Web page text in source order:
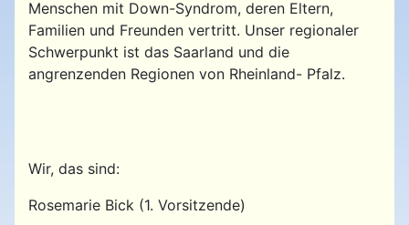
Menschen mit Down-Syndrom, deren Eltern,
Familien und Freunden vertritt. Unser regionaler
Schwerpunkt ist das Saarland und die
angrenzenden Regionen von Rheinland- Pfalz.
Wir, das sind:
Rosemarie Bick (1. Vorsitzende)